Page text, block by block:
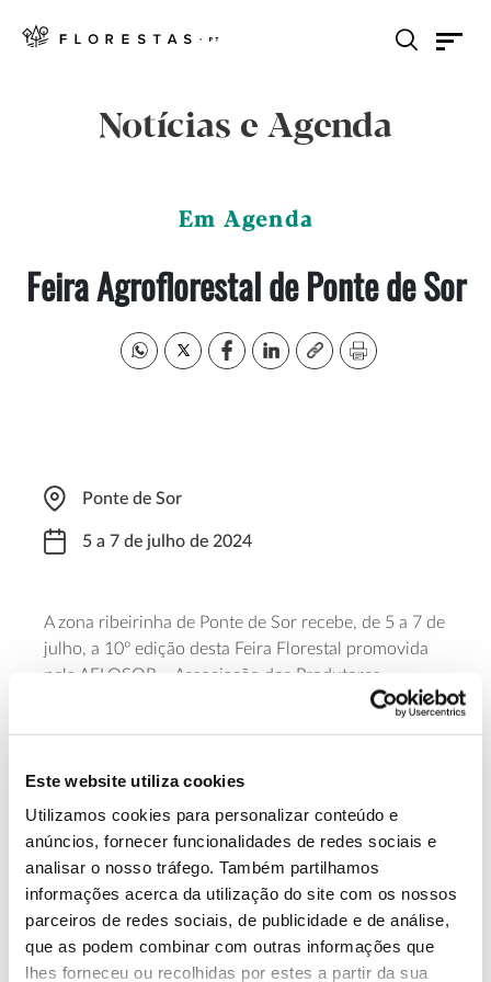
Este website utiliza cookies
Utilizamos cookies para personalizar conteúdo e
anúncios, fornecer funcionalidades de redes sociais e
analisar o nosso tráfego. Também partilhamos
informações acerca da utilização do site com os nossos
parceiros de redes sociais, de publicidade e de análise,
que as podem combinar com outras informações que
lhes forneceu ou recolhidas por estes a partir da sua
Notícias e Agenda
Em Agenda
Feira Agroflorestal de Ponte de Sor
Ponte de Sor
5 a 7 de julho de 2024
A zona ribeirinha de Ponte de Sor recebe, de 5 a 7 de
julho, a 10º edição desta Feira Florestal promovida
pela AFLOSOR – Associação dos Produtores
Agroflorestais de Ponte de Sor. O evento realiza-se
Saiba mais
13.07.2026
Genoma do priolo e de outras espécies em risco:
conhecer para conservar